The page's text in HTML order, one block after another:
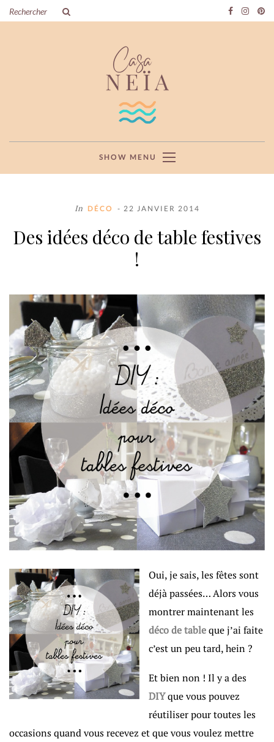
SHOW MENU
In DÉCO - 22 JANVIER 2014
Des idées déco de table festives
!
Oui, je sais, les fêtes sont
déjà passées… Alors vous
montrer maintenant les
déco de tableque j’ai faite
c’est un peu tard, hein ?
Et bien non ! Il y a des
DIYque vous pouvez
réutiliser pour toutes les
occasions quand vous recevez et que vous voulez mettre